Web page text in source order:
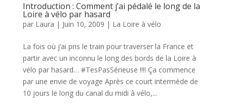
Introduction : Comment j’ai pédalé le long de la
Loire à vélo par hasard
par Laura | Juin 10, 2009 | La Loire à vélo
La fois où j’ai pris le train pour traverser la France et
partir avec un inconnu le long des bords de la Loire à
vélo par hasard… #TesPasSérieuse !!!! Ça commence
par une envie de voyage Après ce court intermède de
10 jours le long du canal du midi à vélo,...